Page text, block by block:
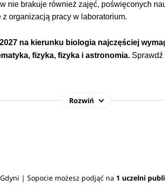
nie brakuje również zajęć, poświęconych
organizacją pracy w laboratorium.
na kierunku biologia najczęściej
fizyka, fizyka i astronomia. Sprawdź
Rozwiń
| Sopocie możesz podjąć na 1 uczelni